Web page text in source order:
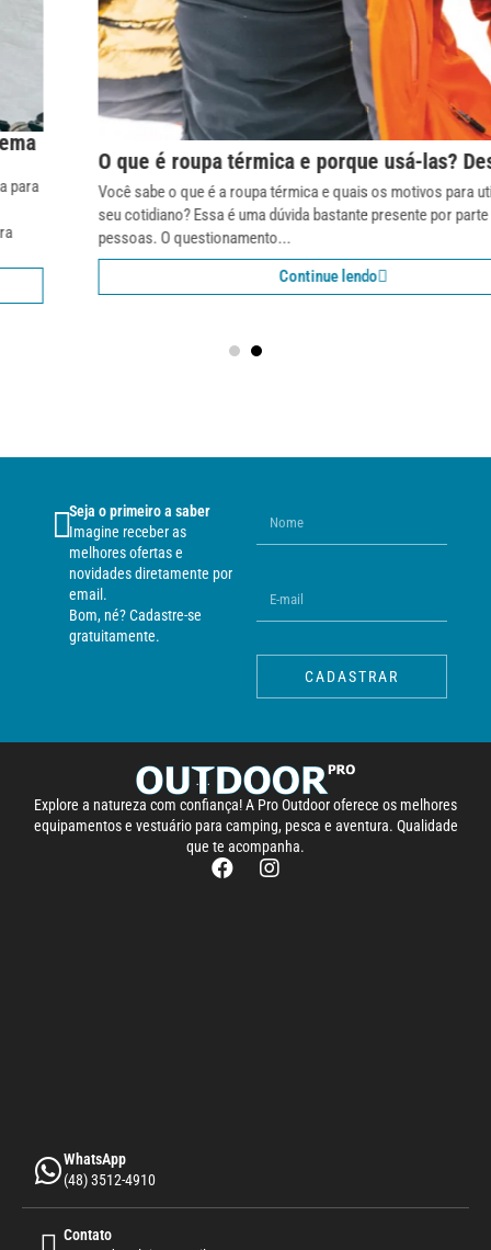
O que é roupa térmica e porque usá-las? Descubra!
Você sabe o que é a roupa térmica e quais os motivos para utilizá-las no
seu cotidiano? Essa é uma dúvida bastante presente por parte de muitas
pessoas. O questionamento...
Continue lendo
Seja o primeiro a saber
Imagine receber as
melhores ofertas e
novidades diretamente por
email.
Bom, né? Cadastre-se
gratuitamente.
CADASTRAR
Explore a natureza com confiança! A Pro Outdoor oferece os melhores
equipamentos e vestuário para camping, pesca e aventura. Qualidade
que te acompanha.
WhatsApp
(48) 3512-4910
Contato